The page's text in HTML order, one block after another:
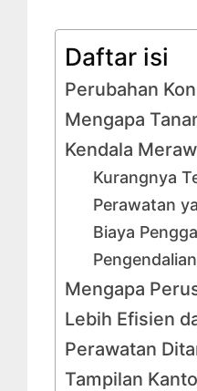
Daftar isi
Perubahan
Mengapa
Kendala
Kurangnya
Perawatan
Biaya
Mengapa
Lebih Efisien
Perawatan
Tampilan